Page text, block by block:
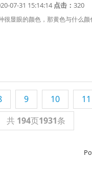
07-31 15:14:14 点击： 320
很显眼的颜色，那黄色与什么
9 10 11
共 194页1931条